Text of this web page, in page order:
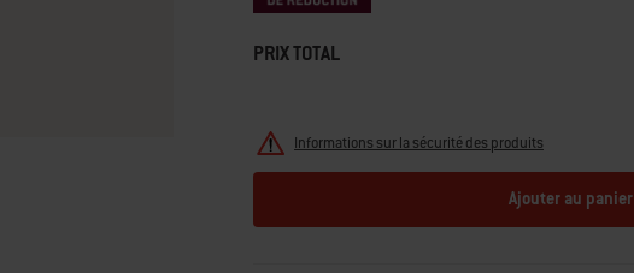
PRIX TOTAL
Informations sur la sécurité des produits
Ajouter au panier